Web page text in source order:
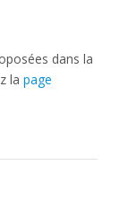
dans la
la page